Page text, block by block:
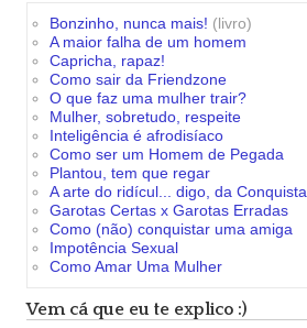
Bonzinho, nunca mais! (livro)
A maior falha de um homem
Capricha, rapaz!
Como sair da Friendzone
O que faz uma mulher trair?
Mulher, sobretudo, respeite
Inteligência é afrodisíaco
Como ser um Homem de Pegada
Plantou, tem que regar
A arte do ridícul... digo, da Conquista
Garotas Certas x Garotas Erradas
Como (não) conquistar uma amiga
Impotência Sexual
Como Amar Uma Mulher
Vem cá que eu te explico :)